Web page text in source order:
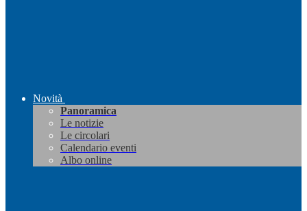
Novità
Panoramica
Le notizie
Le circolari
Calendario eventi
Albo online